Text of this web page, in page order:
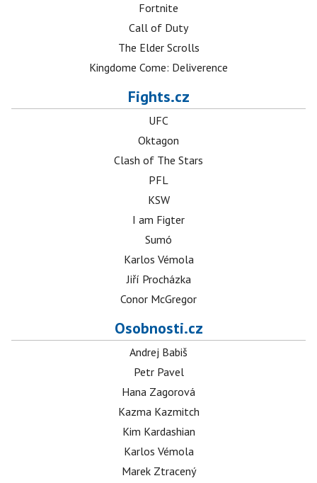
Fortnite
Call of Duty
The Elder Scrolls
Kingdome Come: Deliverence
Fights.cz
UFC
Oktagon
Clash of The Stars
PFL
KSW
I am Figter
Sumó
Karlos Vémola
Jiří Procházka
Conor McGregor
Osobnosti.cz
Andrej Babiš
Petr Pavel
Hana Zagorová
Kazma Kazmitch
Kim Kardashian
Karlos Vémola
Marek Ztracený